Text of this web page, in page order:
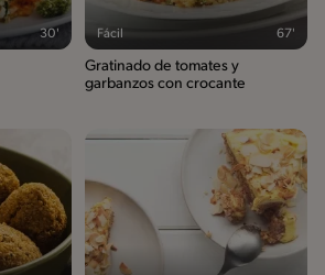
30' Fácil 67'
Gratinado de tomates y
garbanzos con crocante